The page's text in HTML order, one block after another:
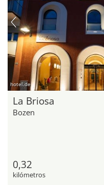
hotel.de
La Briosa
Bozen
0,32
kilómetros